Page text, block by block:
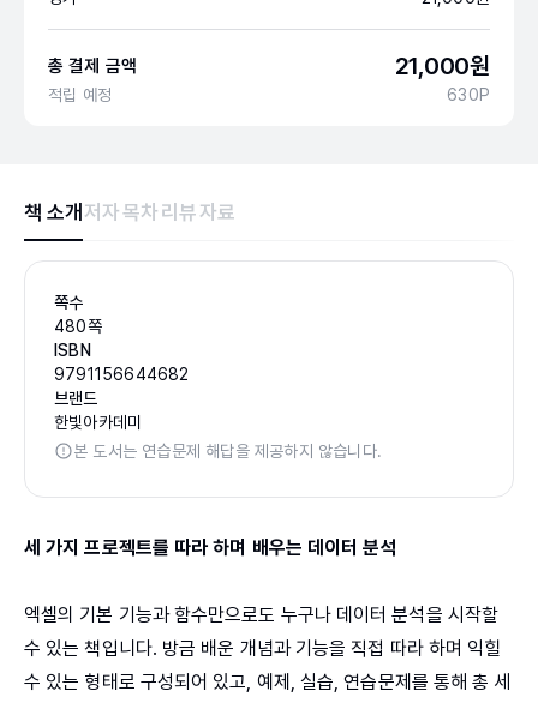
총 결제 금액 21,000원
적립 예정 630P
책 소개 저자목차 리뷰 자료
쪽수
480쪽
ISBN
9791156644682
브랜드
한빛아카데미
본 도서는 연습문제 해답을 제공하지 않습니다.
세 가지 프로젝트를 따라 하며 배우는 데이터 분석
엑셀의 기본 기능과 함수만으로도 누구나 데이터 분석을 시작할
수 있는 책입니다. 방금 배운 개념과 기능을 직접 따라 하며 익힐
수 있는 형태로 구성되어 있고, 예제, 실습, 연습문제를 통해 총 세